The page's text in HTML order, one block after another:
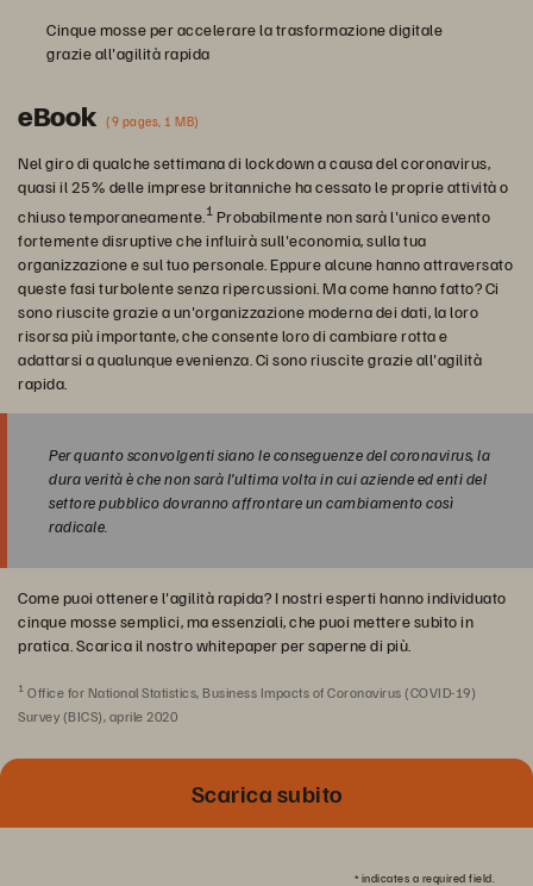
Cinque mosse per accelerare la trasformazione digitale
grazie all'agilità rapida
eBook (9 pages, 1 MB)
Nel giro di qualche settimana di lockdown a causa del coronavirus,
quasi il 25% delle imprese britanniche ha cessato le proprie attività o
chiuso temporaneamente. 1 Probabilmente non sarà l'unico evento
fortemente disruptive che influirà sull'economia, sulla tua
organizzazione e sul tuo personale. Eppure alcune hanno attraversato
queste fasi turbolente senza ripercussioni. Ma come hanno fatto? Ci
sono riuscite grazie a un'organizzazione moderna dei dati, la loro
risorsa più importante, che consente loro di cambiare rotta e
adattarsi a qualunque evenienza. Ci sono riuscite grazie all'agilità
rapida.
Per quanto sconvolgenti siano le conseguenze del coronavirus, la
dura verità è che non sarà l'ultima volta in cui aziende ed enti del
settore pubblico dovranno affrontare un cambiamento così
radicale.
Come puoi ottenere l'agilità rapida? I nostri esperti hanno individuato
cinque mosse semplici, ma essenziali, che puoi mettere subito in
pratica. Scarica il nostro whitepaper per saperne di più.
1 Office for National Statistics, Business Impacts of Coronavirus (COVID-19)
Survey (BICS), aprile 2020
Scarica subito
* indicates a required field.